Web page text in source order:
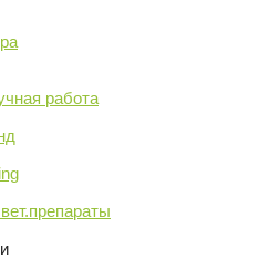
работа